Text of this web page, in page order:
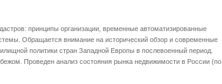
принципы организации, временные автоматизированные
Обращается внимание на исторический обзор и современные
политики стран Западной Европы в послевоенный период.
Проведен анализ состояния рынка недвижимости в России (по